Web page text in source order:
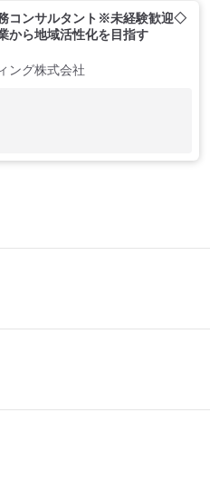
務コンサルタント※未経験歓迎◇
から地域活性化を目指す
ング株式会社